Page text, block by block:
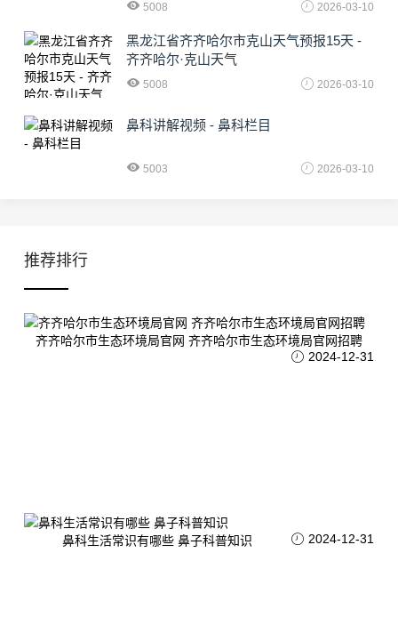
5008 2026-03-10
黑龙江省齐齐哈尔市克山天气预报15天 -
齐齐哈尔·克山天气
5008 2026-03-10
鼻科讲解视频 - 鼻科栏目
5003 2026-03-10
推荐排行
齐齐哈尔市生态环境局官网 齐齐哈尔市生态环境局官网招聘
2024-12-31
鼻科生活常识有哪些 鼻子科普知识 2024-12-31